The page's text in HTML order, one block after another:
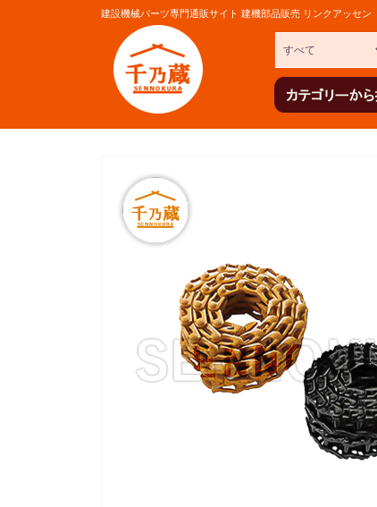
建設機械パーツ専門通販サイト 建機部品販売 リンクアッセン